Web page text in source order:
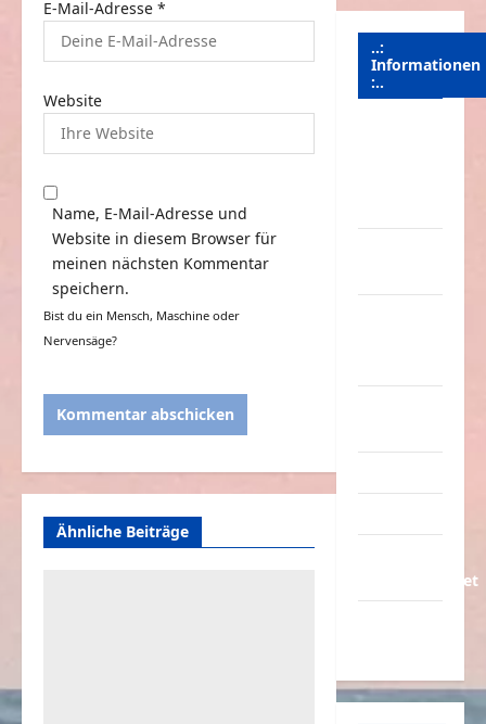
E-Mail-Adresse *
Website
Name, E-Mail-Adresse und
Website in diesem Browser für
meinen nächsten Kommentar
speichern.
Bist du ein Mensch, Maschine oder
Nervensäge?
Ähnliche Beiträge
..:
Informationen
:..
Schmunzeln.net